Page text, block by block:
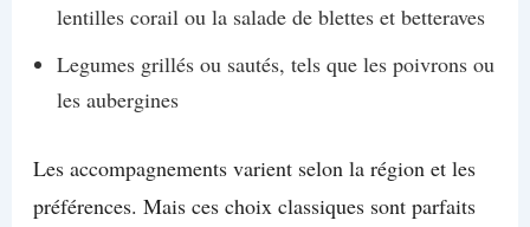
lentilles corail ou la salade de blettes et betteraves
Legumes grillés ou sautés, tels que les poivrons ou
les aubergines
Les accompagnements varient selon la région et les
préférences. Mais ces choix classiques sont parfaits